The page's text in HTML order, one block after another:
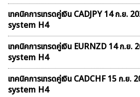
เทคนิคการเทรดคู่เงิน CADJPY 14 ก.ย.
system H4
เทคนิคการเทรดคู่เงิน EURNZD 14 ก.ย
system H4
เทคนิคการเทรดคู่เงิน CADCHF 15 ก.ย
system H4